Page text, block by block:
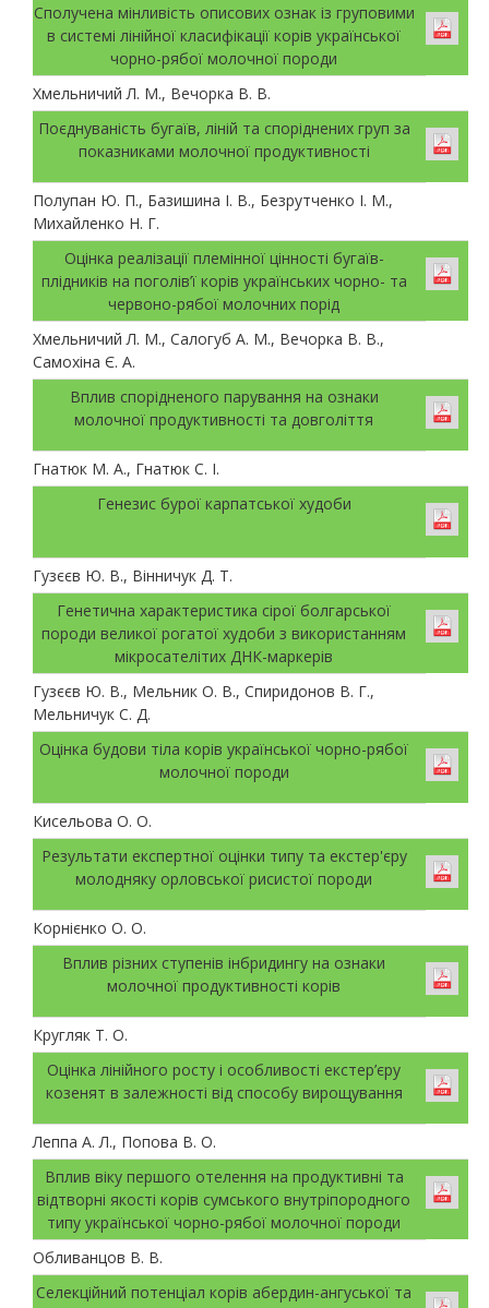
Сполучена мінливість описових ознак із груповими
в системі лінійної класифікації корів української
чорно-рябої молочної породи
Хмельничий Л. М., Вечорка В. В.
Поєднуваність бугаїв, ліній та споріднених груп за
показниками молочної продуктивності
Полупан Ю. П., Базишина І. В., Безрутченко І. М.,
Михайленко Н. Г.
Оцінка реалізації племінної цінності бугаїв-
плідників на поголів’ї корів українських чорно- та
червоно-рябої молочних порід
Хмельничий Л. М., Салогуб А. М., Вечорка В. В.,
Самохіна Є. А.
Вплив спорідненого парування на ознаки
молочної продуктивності та довголіття
Гнатюк М. А., Гнатюк С. І.
Генезис бурої карпатської худоби
Гузєєв Ю. В., Вінничук Д. Т.
Генетична характеристика сірої болгарської
породи великої рогатої худоби з використанням
мікросателітих ДНК-маркерів
Гузєєв Ю. В., Мельник О. В., Спиридонов В. Г.,
Мельничук С. Д.
Оцінка будови тіла корів української чорно-рябої
молочної породи
Кисельова О. О.
Результати експертної оцінки типу та екстер'єру
молодняку орловської рисистої породи
Корнієнко О. О.
Вплив різних ступенів інбридингу на ознаки
молочної продуктивності корів
Кругляк Т. О.
Оцінка лінійного росту і особливості екстер’єру
козенят в залежності від способу вирощування
Леппа А. Л., Попова В. О.
Вплив віку першого отелення на продуктивні та
відтворні якості корів сумського внутріпородного
типу української чорно-рябої молочної породи
Обливанцов В. В.
Селекційний потенціал корів абердин-ангуської та